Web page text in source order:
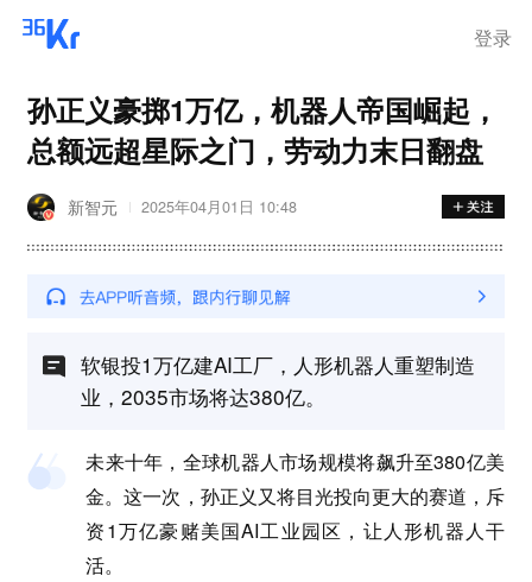
登录
孙正义豪掷1万亿，机器人帝国崛起，
总额远超星际之门，劳动力末日翻盘
新智元 2025年04月01日 10:48
软银投1万亿建AI工厂，人形机器人重塑制造
业，2035市场将达380亿。
未来十年，全球机器人市场规模将飙升至380亿美
金。这一次，孙正义又将目光投向更大的赛道，斥
资1万亿豪赌美国AI工业园区，让人形机器人干
活。